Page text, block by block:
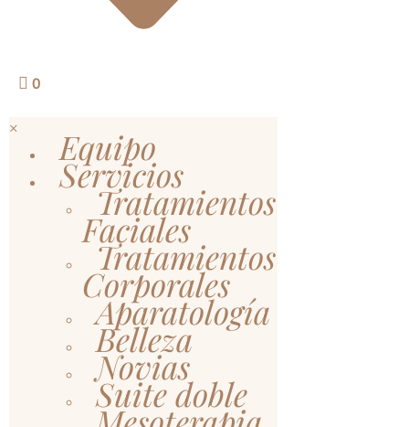
0
× Equipo
Servicios
Tratamientos
Faciales
Tratamientos
Corporales
Aparatología
Belleza
Novias
Suite doble